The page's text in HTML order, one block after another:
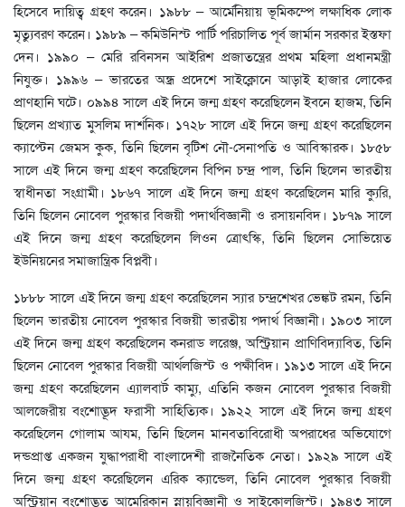
হিসেবে দায়িত্ব গ্রহণ করেন। ১৯৮৮ – আর্মেনিয়ায় ভূমিকম্পে লক্ষাধিক লোক
মৃত্যুবরণ করেন। ১৯৮৯ – কমিউনিস্ট পার্টি পরিচালিত পূর্ব জার্মান সরকার ইস্তফা
দেন। ১৯৯০ – মেরি রবিনসন আইরিশ প্রজাতন্ত্রের প্রথম মহিলা প্রধানমন্ত্রী
নিযুক্ত। ১৯৯৬ – ভারতের অন্ধ্র প্রদেশে সাইক্লোনে আড়াই হাজার লোকের
প্রাণহানি ঘটে। ০৯৯৪ সালে এই দিনে জন্ম গ্রহণ করেছিলেন ইবনে হাজম, তিনি
ছিলেন প্রখ্যাত মুসলিম দার্শনিক। ১৭২৮ সালে এই দিনে জন্ম গ্রহণ করেছিলেন
ক্যাপ্টেন জেমস কুক, তিনি ছিলেন বৃটিশ নৌ-সেনাপতি ও আবিস্কারক। ১৮৫৮
সালে এই দিনে জন্ম গ্রহণ করেছিলেন বিপিন চন্দ্র পাল, তিনি ছিলেন ভারতীয়
স্বাধীনতা সংগ্রামী। ১৮৬৭ সালে এই দিনে জন্ম গ্রহণ করেছিলেন মারি ক্যুরি,
তিনি ছিলেন নোবেল পুরস্কার বিজয়ী পদার্থবিজ্ঞানী ও রসায়নবিদ। ১৮৭৯ সালে
এই দিনে জন্ম গ্রহণ করেছিলেন লিওন ত্রোৎস্কি, তিনি ছিলেন সোভিয়েত
ইউনিয়নের সমাজান্ত্রিক বিপ্লবী।
১৮৮৮ সালে এই দিনে জন্ম গ্রহণ করেছিলেন স্যার চন্দ্রশেখর ভেঙ্কট রমন, তিনি
ছিলেন ভারতীয় নোবেল পুরস্কার বিজয়ী ভারতীয় পদার্থ বিজ্ঞানী। ১৯০৩ সালে
এই দিনে জন্ম গ্রহণ করেছিলেন কনরাড লরেঞ্জ, অস্ট্রিয়ান প্রাণিবিদ্যাবিত, তিনি
ছিলেন নোবেল পুরস্কার বিজয়ী আর্থলজিস্ট ও পক্ষীবিদ। ১৯১৩ সালে এই দিনে
জন্ম গ্রহণ করেছিলেন এ্যালবার্ট কাম্যু, এতিনি কজন নোবেল পুরস্কার বিজয়ী
আলজেরীয় বংশোদ্ভূদ ফরাসী সাহিত্যিক। ১৯২২ সালে এই দিনে জন্ম গ্রহণ
করেছিলেন গোলাম আযম, তিনি ছিলেন মানবতাবিরোধী অপরাধের অভিযোগে
দন্ডপ্রাপ্ত একজন যুদ্ধাপরাধী বাংলাদেশী রাজনৈতিক নেতা। ১৯২৯ সালে এই
দিনে জন্ম গ্রহণ করেছিলেন এরিক ক্যান্ডেল, তিনি নোবেল পুরস্কার বিজয়ী
অস্ট্রিয়ান বংশোদ্ভূত আমেরিকান স্নায়ুবিজ্ঞানী ও সাইকোলজিস্ট। ১৯৪৩ সালে